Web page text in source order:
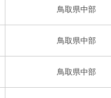
鳥取県中部
鳥取県中部
鳥取県中部